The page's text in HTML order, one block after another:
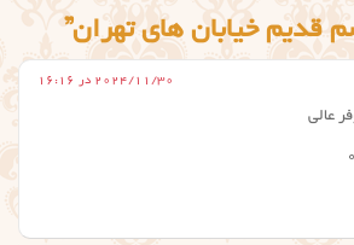
2024/11/30 در 16:16
عالی
0